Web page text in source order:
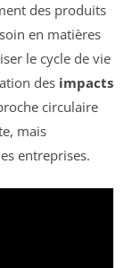
des produits
en matières
le cycle de vie
des impacts
circulaire
mais
entreprises.